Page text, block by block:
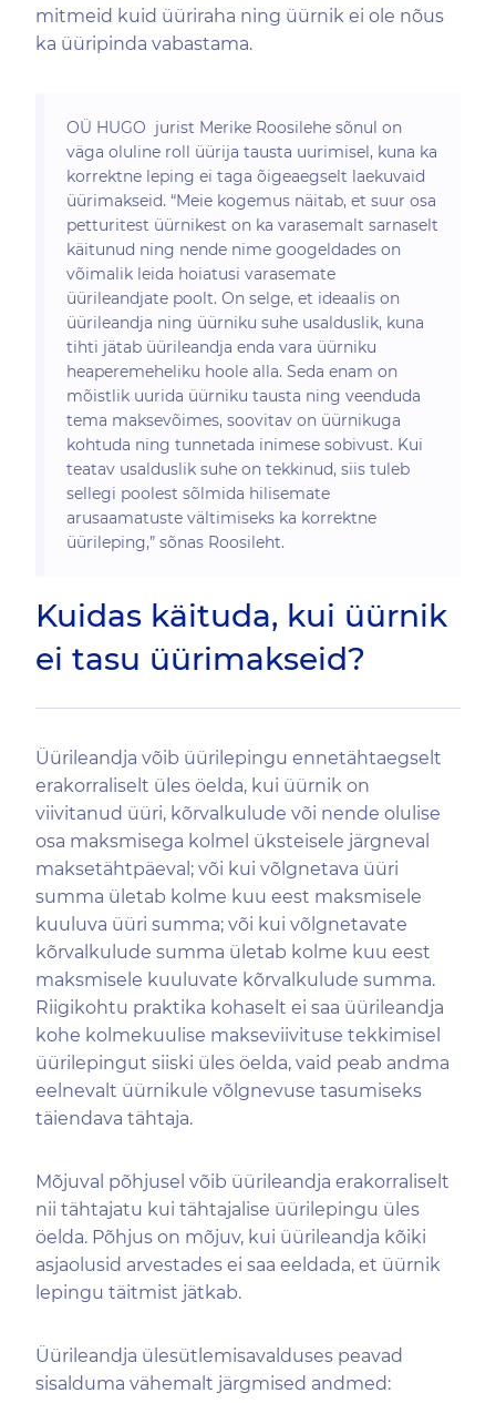
mitmeid kuid üüriraha ning üürnik ei ole nõus
ka üüripinda vabastama.
OÜ HUGO jurist Merike Roosilehe sõnul on
väga oluline roll üürija tausta uurimisel, kuna ka
korrektne leping ei taga õigeaegselt laekuvaid
üürimakseid. “Meie kogemus näitab, et suur osa
petturitest üürnikest on ka varasemalt sarnaselt
käitunud ning nende nime googeldades on
võimalik leida hoiatusi varasemate
üürileandjate poolt. On selge, et ideaalis on
üürileandja ning üürniku suhe usalduslik, kuna
tihti jätab üürileandja enda vara üürniku
heaperemeheliku hoole alla. Seda enam on
mõistlik uurida üürniku tausta ning veenduda
tema maksevõimes, soovitav on üürnikuga
kohtuda ning tunnetada inimese sobivust. Kui
teatav usalduslik suhe on tekkinud, siis tuleb
sellegi poolest sõlmida hilisemate
arusaamatuste vältimiseks ka korrektne
üürileping,” sõnas Roosileht.
Kuidas käituda, kui üürnik
ei tasu üürimakseid?
Üürileandja võib üürilepingu ennetähtaegselt
erakorraliselt üles öelda, kui üürnik on
viivitanud üüri, kõrvalkulude või nende olulise
osa maksmisega kolmel üksteisele järgneval
maksetähtpäeval; või kui võlgnetava üüri
summa ületab kolme kuu eest maksmisele
kuuluva üüri summa; või kui võlgnetavate
kõrvalkulude summa ületab kolme kuu eest
maksmisele kuuluvate kõrvalkulude summa.
Riigikohtu praktika kohaselt ei saa üürileandja
kohe kolmekuulise makseviivituse tekkimisel
üürilepingut siiski üles öelda, vaid peab andma
eelnevalt üürnikule võlgnevuse tasumiseks
täiendava tähtaja.
Mõjuval põhjusel võib üürileandja erakorraliselt
nii tähtajatu kui tähtajalise üürilepingu üles
öelda. Põhjus on mõjuv, kui üürileandja kõiki
asjaolusid arvestades ei saa eeldada, et üürnik
lepingu täitmist jätkab.
Üürileandja ülesütlemisavalduses peavad
sisalduma vähemalt järgmised andmed: